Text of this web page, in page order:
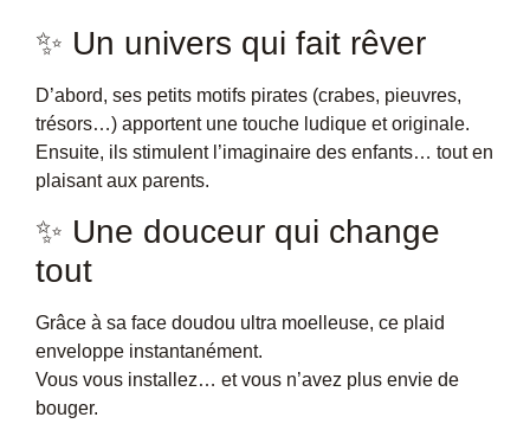
✨ Un univers qui fait rêver
D’abord, ses petits motifs pirates (crabes, pieuvres,
trésors…) apportent une touche ludique et originale.
Ensuite, ils stimulent l’imaginaire des enfants… tout en
plaisant aux parents.
✨ Une douceur qui change
tout
Grâce à sa face doudou ultra moelleuse, ce plaid
enveloppe instantanément.
Vous vous installez… et vous n’avez plus envie de
bouger.